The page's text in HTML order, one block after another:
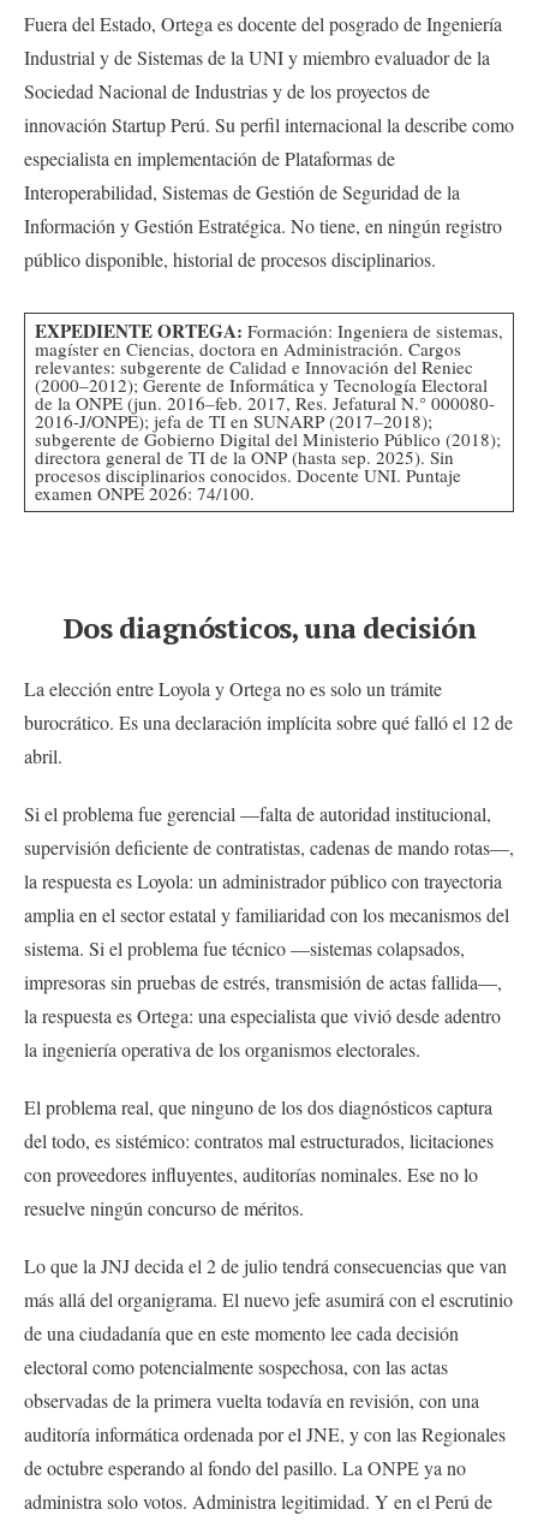
Fuera del Estado, Ortega es docente del posgrado de Ingeniería
Industrial y de Sistemas de la UNI y miembro evaluador de la
Sociedad Nacional de Industrias y de los proyectos de
innovación Startup Perú. Su perfil internacional la describe como
especialista en implementación de Plataformas de
Interoperabilidad, Sistemas de Gestión de Seguridad de la
Información y Gestión Estratégica. No tiene, en ningún registro
público disponible, historial de procesos disciplinarios.
EXPEDIENTE ORTEGA: Formación: Ingeniera de sistemas,
magíster en Ciencias, doctora en Administración. Cargos
relevantes: subgerente de Calidad e Innovación del Reniec
(2000–2012); Gerente de Informática y Tecnología Electoral
de la ONPE (jun. 2016–feb. 2017, Res. Jefatural N.° 000080-
2016-J/ONPE); jefa de TI en SUNARP (2017–2018);
subgerente de Gobierno Digital del Ministerio Público (2018);
directora general de TI de la ONP (hasta sep. 2025). Sin
procesos disciplinarios conocidos. Docente UNI. Puntaje
examen ONPE 2026: 74/100.
Dos diagnósticos, una decisión
La elección entre Loyola y Ortega no es solo un trámite
burocrático. Es una declaración implícita sobre qué falló el 12 de
abril.
Si el problema fue gerencial —falta de autoridad institucional,
supervisión deficiente de contratistas, cadenas de mando rotas—,
la respuesta es Loyola: un administrador público con trayectoria
amplia en el sector estatal y familiaridad con los mecanismos del
sistema. Si el problema fue técnico —sistemas colapsados,
impresoras sin pruebas de estrés, transmisión de actas fallida—,
la respuesta es Ortega: una especialista que vivió desde adentro
la ingeniería operativa de los organismos electorales.
El problema real, que ninguno de los dos diagnósticos captura
del todo, es sistémico: contratos mal estructurados, licitaciones
con proveedores influyentes, auditorías nominales. Ese no lo
resuelve ningún concurso de méritos.
Lo que la JNJ decida el 2 de julio tendrá consecuencias que van
más allá del organigrama. El nuevo jefe asumirá con el escrutinio
de una ciudadanía que en este momento lee cada decisión
electoral como potencialmente sospechosa, con las actas
observadas de la primera vuelta todavía en revisión, con una
auditoría informática ordenada por el JNE, y con las Regionales
de octubre esperando al fondo del pasillo. La ONPE ya no
administra solo votos. Administra legitimidad. Y en el Perú de